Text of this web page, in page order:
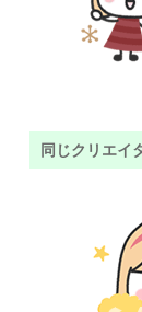
同じクリエイ